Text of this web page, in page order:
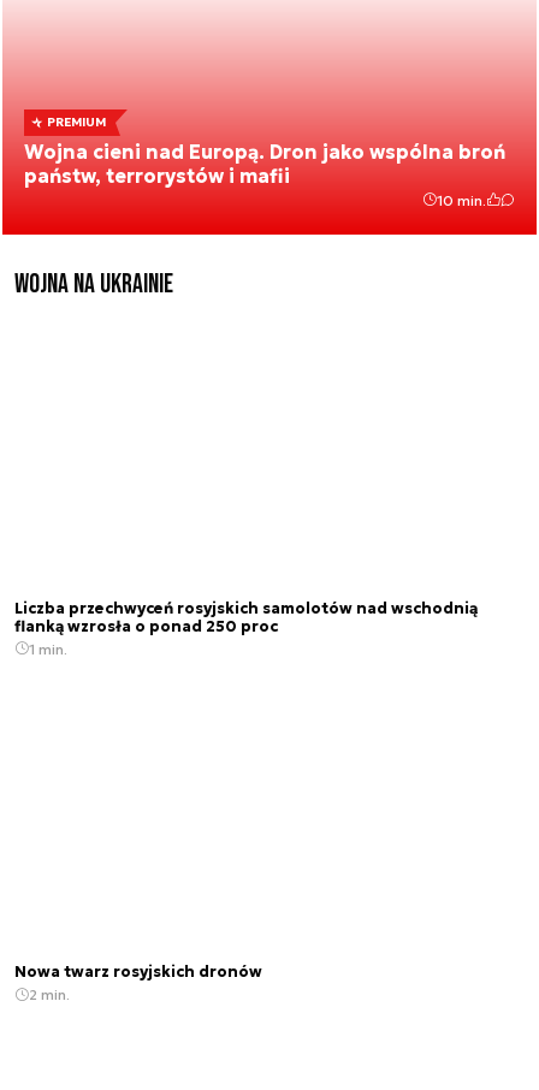
PREMIUM
Wojna cieni nad Europą. Dron jako wspólna broń
państw, terrorystów i mafii
10 min.
Wojna na Ukrainie
Liczba przechwyceń rosyjskich samolotów nad wschodnią
flanką wzrosła o ponad 250 proc
1 min.
Nowa twarz rosyjskich dronów
2 min.